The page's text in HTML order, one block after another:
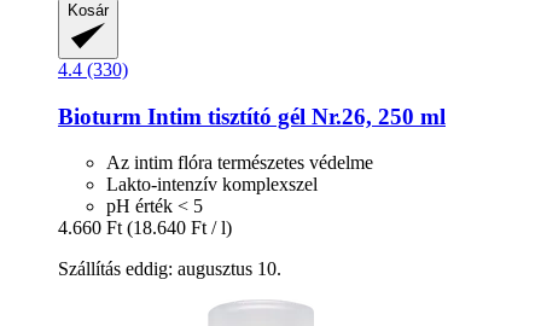
Kosár
4.4 (330)
Bioturm Intim tisztító gél Nr.26, 250 ml
Az intim flóra természetes védelme
Lakto-intenzív komplexszel
pH érték < 5
4.660 Ft (18.640 Ft / l)
Szállítás eddig: augusztus 10.